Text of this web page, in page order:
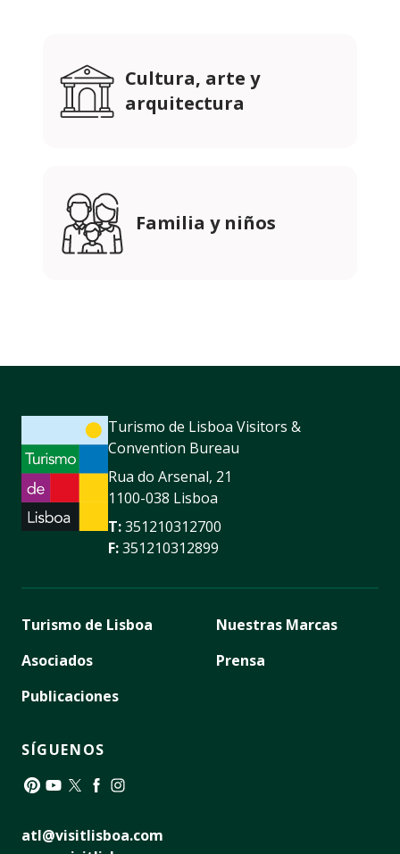
Cultura, arte y
arquitectura
Familia y niños
Turismo de Lisboa Visitors &
Convention Bureau
Rua do Arsenal, 21
1100-038 Lisboa
T:351210312700
F:351210312899
Turismo de Lisboa
Asociados
Publicaciones
Nuestras Marcas
Prensa
SÍGUENOS
atl@visitlisboa.com